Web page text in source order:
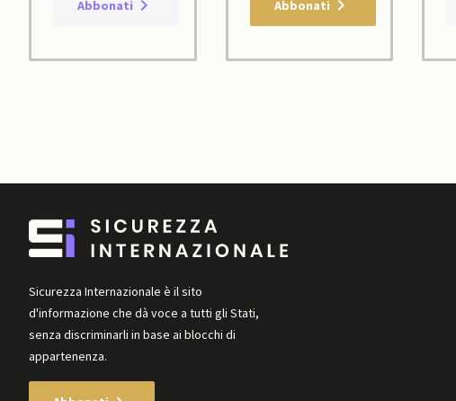
Abbonati Abbonati
Sicurezza Internazionale è il sito
d'informazione che dà voce a tutti gli Stati,
senza discriminarli in base ai blocchi di
appartenenza.